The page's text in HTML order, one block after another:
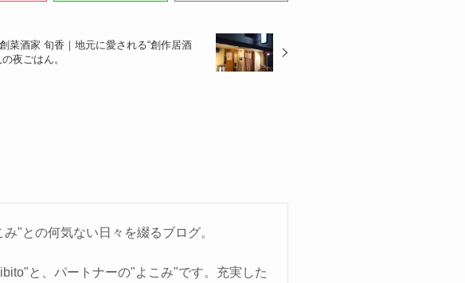
創菜酒家 旬香｜地元に愛される“創作居酒
夜ごはん。
"との何気ない日々を綴るブログ。
と、パートナーの"よこみ"です。充実した